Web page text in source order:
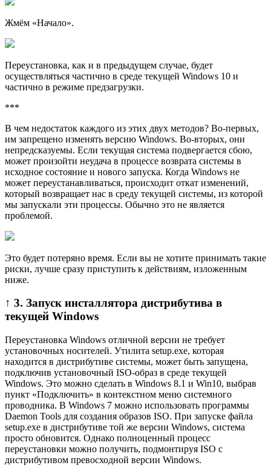
Жмём «Начало».
Переустановка, как и в предыдущем случае, будет
осуществляться частично в среде текущей Windows 10 и
частично в режиме предзагрузки.
***
В чем недостаток каждого из этих двух методов? Во-первых,
им запрещено изменять версию Windows. Во-вторых, они
непредсказуемы. Если текущая система подвергается сбою,
может произойти неудача в процессе возврата системы в
исходное состояние и нового запуска. Когда Windows не
может переустанавливаться, происходит откат изменений,
который возвращает нас в среду текущей системы, из которой
мы запускали эти процессы. Обычно это не является
проблемой.
Это будет потеряно время. Если вы не хотите принимать такие
риски, лучше сразу приступить к действиям, изложенным
ниже.
↑ 3. Запуск инсталлятора дистрибутива в
текущей Windows
Переустановка Windows отличной версии не требует
установочных носителей. Утилита setup.exe, которая
находится в дистрибутиве системы, может быть запущена,
подключив установочный ISO-образ в среде текущей
Windows. Это можно сделать в Windows 8.1 и Win10, выбрав
пункт «Подключить» в контекстном меню системного
проводника. В Windows 7 можно использовать программы
Daemon Tools для создания образов ISO. При запуске файла
setup.exe в дистрибутиве той же версии Windows, система
просто обновится. Однако полноценный процесс
переустановки можно получить, подмонтируя ISO с
дистрибутивом превосходной версии Windows.